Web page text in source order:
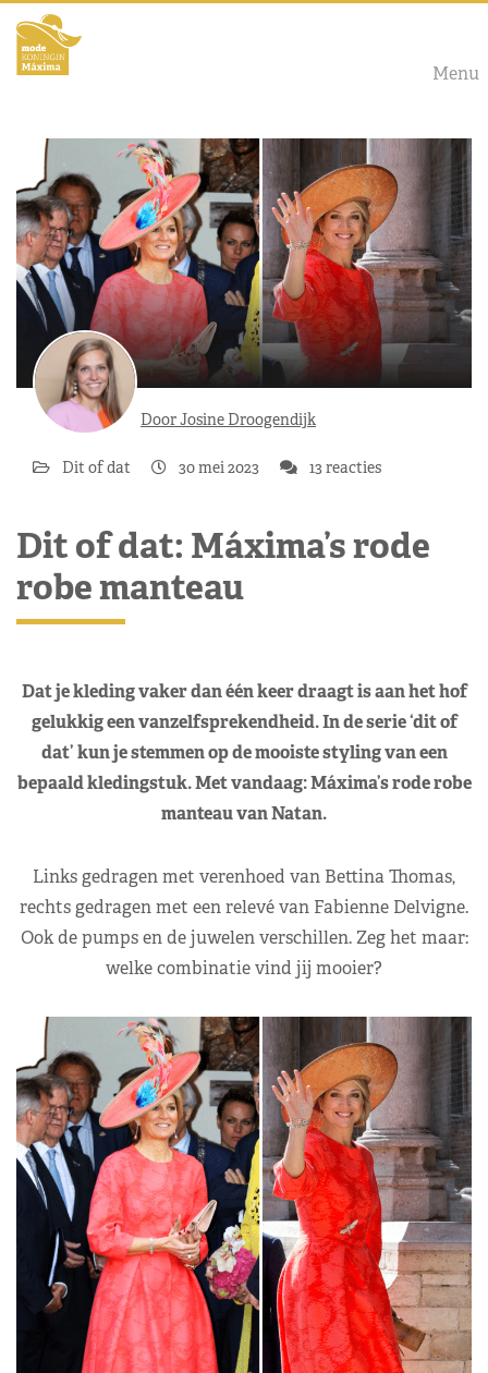
Menu
Door Josine Droogendijk
Dit of dat 30 mei 2023 13 reacties
Dit of dat: Máxima’s rode
robe manteau
Dat je kleding vaker dan één keer draagt is aan het hof
gelukkig een vanzelfsprekendheid. In de serie ‘dit of
dat’ kun je stemmen op de mooiste styling van een
bepaald kledingstuk. Met vandaag: Máxima’s rode robe
manteau van Natan.
Links gedragen met verenhoed van Bettina Thomas,
rechts gedragen met een relevé van Fabienne Delvigne.
Ook de pumps en de juwelen verschillen. Zeg het maar:
welke combinatie vind jij mooier?